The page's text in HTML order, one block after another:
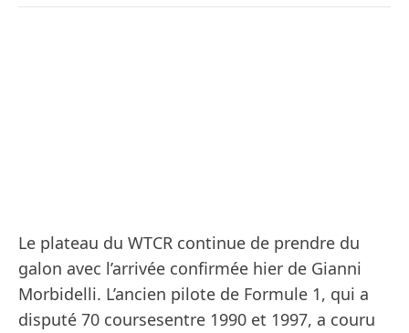
Le plateau du WTCR continue de prendre du
galon avec l’arrivée confirmée hier de Gianni
Morbidelli. L’ancien pilote de Formule 1, qui a
disputé 70 coursesentre 1990 et 1997, a couru